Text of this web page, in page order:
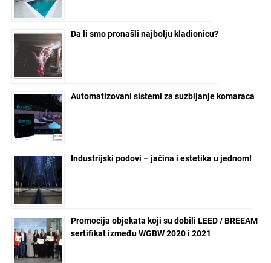
Da li smo pronašli najbolju kladionicu?
Automatizovani sistemi za suzbijanje komaraca
Industrijski podovi – jačina i estetika u jednom!
Promocija objekata koji su dobili LEED / BREEAM
sertifikat između WGBW 2020 i 2021